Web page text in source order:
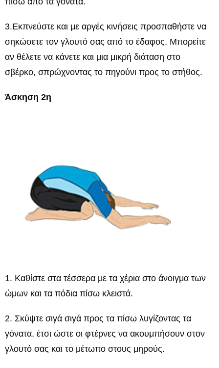
3.Εκπνεύστε και με αργές κινήσεις προσπαθήστε να
σηκώσετε τον γλουτό σας από το έδαφος. Μπορείτε
αν θέλετε να κάνετε και μια μικρή διάταση στο
σβέρκο, σπρώχνοντας το πηγούνι προς το στήθος.
Άσκηση 2η
1. Καθίστε στα τέσσερα με τα χέρια στο άνοιγμα των
ώμων και τα πόδια πίσω κλειστά.
2. Σκύψτε σιγά σιγά προς τα πίσω λυγίζοντας τα
γόνατα, έτσι ώστε οι φτέρνες να ακουμπήσουν στον
γλουτό σας και το μέτωπο στους μηρούς.